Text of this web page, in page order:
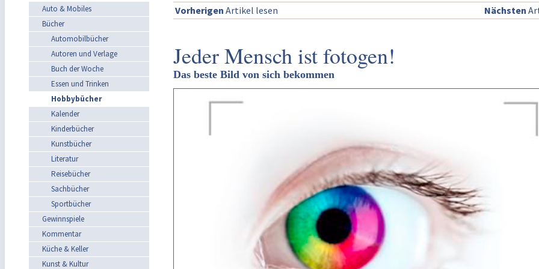
Auto & Mobiles
Bücher
Automobilbücher
Autoren und Verlage
Buch der Woche
Essen und Trinken
Hobbybücher
Kalender
Kinderbücher
Kunstbücher
Literatur
Reisebücher
Sachbücher
Sportbücher
Gewinnspiele
Kommentar
Küche & Keller
Kunst & Kultur
Vorherigen Artikel lesen Nächsten
Jeder Mensch ist fotogen!
Das beste Bild von sich bekommen